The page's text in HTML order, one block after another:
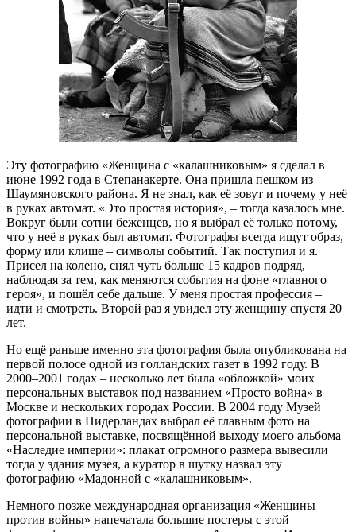
Эту фотографию «Женщина с «калашниковым» я сделал в
июне 1992 года в Степанакерте. Она пришла пешком из
Шаумяновского района. Я не знал, как её зовут и почему у неё
в руках автомат. «Это простая история», – тогда казалось мне.
Вокруг были сотни беженцев, но я выбрал её только потому,
что у неё в руках был автомат. Фотографы всегда ищут образ,
форму или клише – символы событий. Так поступил и я.
Присел на колено, снял чуть больше 15 кадров подряд,
наблюдая за тем, как меняются события на фоне «главного
героя», и пошёл себе дальше. У меня простая профессия –
идти и смотреть. Второй раз я увидел эту женщину спустя 20
лет.
Но ещё раньше именно эта фотография была опубликована на
первой полосе одной из голландских газет в 1992 году. В
2000–2001 годах – несколько лет была «обложкой» моих
персональных выставок под названием «Просто война» в
Москве и нескольких городах России. В 2004 году Музей
фотографии в Нидерландах выбрал её главным фото на
персональной выставке, посвящённой выходу моего альбома
«Наследие империи»: плакат огромного размера вывесили
тогда у здания музея, а куратор в шутку назвал эту
фотографию «Мадонной с «калашниковым».
Немного позже международная организация «Женщины
против войны» напечатала большие постеры с этой